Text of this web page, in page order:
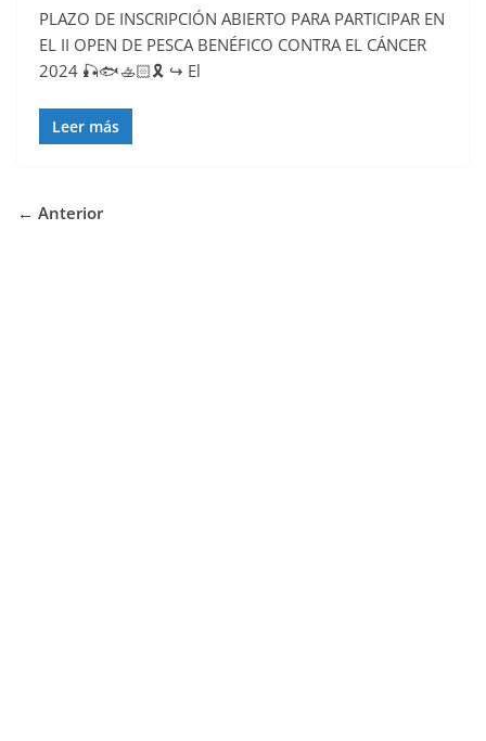
PLAZO DE INSCRIPCIÓN ABIERTO PARA PARTICIPAR EN
EL II OPEN DE PESCA BENÉFICO CONTRA EL CÁNCER
2024 🎣🐟🚣🏻🎗️ ↪️ El
Leer más
← Anterior